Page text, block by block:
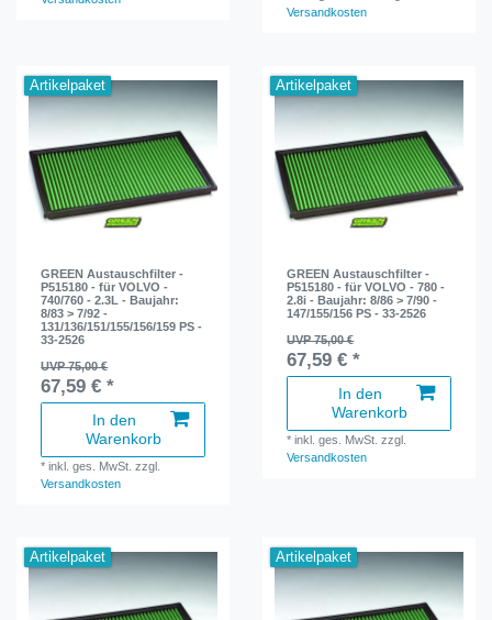
Versandkosten
Artikelpaket
GREEN Austauschfilter -
P515180 - für VOLVO -
740/760 - 2.3L - Baujahr:
8/83 > 7/92 -
131/136/151/155/156/159 PS -
33-2526
UVP 75,00 €
67,59 € *
In den
Warenkorb
*inkl. ges. MwSt. zzgl.
Versandkosten
Artikelpaket
GREEN Austauschfilter -
P515180 - für VOLVO - 780 -
2.8i - Baujahr: 8/86 > 7/90 -
147/155/156 PS - 33-2526
UVP 75,00 €
67,59 € *
In den
Warenkorb
*inkl. ges. MwSt. zzgl.
Versandkosten
Artikelpaket Artikelpaket